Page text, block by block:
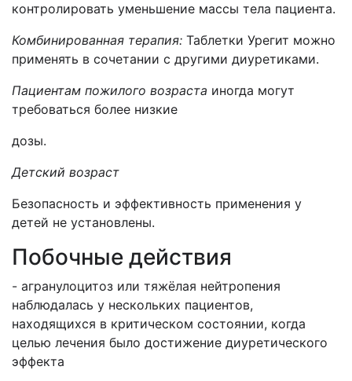
контролировать уменьшение массы тела пациента.
Комбинированная терапия: Таблетки Урегит можно
применять в сочетании с другими диуретиками.
Пациентам пожилого возраста иногда могут
требоваться более низкие
дозы.
Детский возраст
Безопасность и эффективность применения у
детей не установлены.
Побочные действия
- агранулоцитоз или тяжёлая нейтропения
наблюдалась у нескольких пациентов,
находящихся в критическом состоянии, когда
целью лечения было достижение диуретического
эффекта